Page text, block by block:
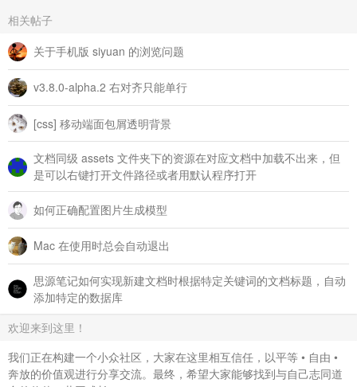
相关帖子
关于手机版 siyuan 的浏览问题
v3.8.0-alpha.2 右对齐只能单行
[css] 移动端面包屑透明背景
文档同级 assets 文件夹下的资源在对应文档中加载不出来，但
是可以右键打开文件路径或者用默认程序打开
如何正确配置图片生成模型
Mac 在使用时总会自动退出
思源笔记如何实现新建文档时根据特定关键词的文档标题，自动
添加特定的数据库
欢迎来到这里！
我们正在构建一个小众社区，大家在这里相互信任，以平等 • 自由 •
奔放的价值观进行分享交流。最终，希望大家能够找到与自己志同道